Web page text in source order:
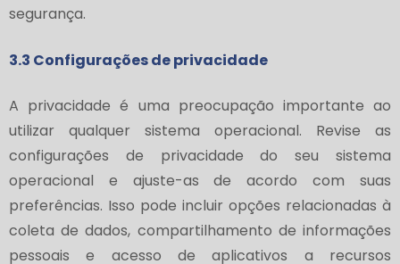
segurança.
3.3 Configurações de privacidade
A privacidade é uma preocupação importante ao
utilizar qualquer sistema operacional. Revise as
configurações de privacidade do seu sistema
operacional e ajuste-as de acordo com suas
preferências. Isso pode incluir opções relacionadas à
coleta de dados, compartilhamento de informações
pessoais e acesso de aplicativos a recursos